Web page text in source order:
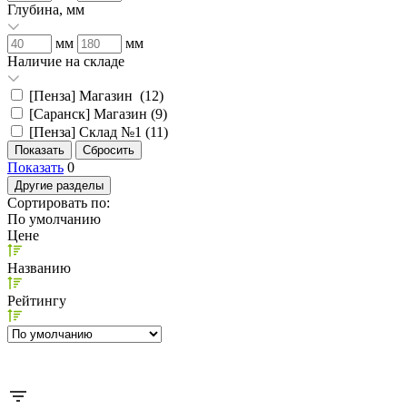
Глубина, мм
мм
мм
Наличие на складе
[Пенза] Магазин (12)
[Саранск] Магазин (9)
[Пенза] Склад №1 (11)
Показать 0
Другие разделы
Сортировать по:
По умолчанию
Цене
Названию
Рейтингу